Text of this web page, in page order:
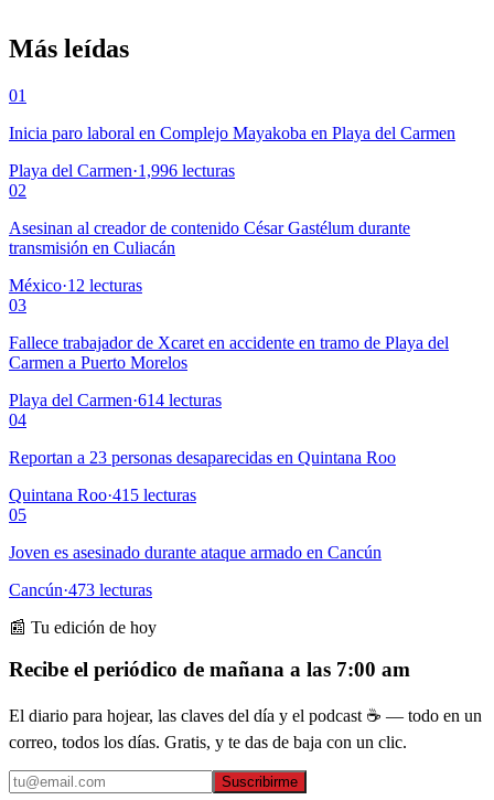
Más leídas
01
Inicia paro laboral en Complejo Mayakoba en Playa del Carmen
Playa del Carmen·1,996 lecturas
02
Asesinan al creador de contenido César Gastélum durante
transmisión en Culiacán
México·12 lecturas
03
Fallece trabajador de Xcaret en accidente en tramo de Playa del
Carmen a Puerto Morelos
Playa del Carmen·614 lecturas
04
Reportan a 23 personas desaparecidas en Quintana Roo
Quintana Roo·415 lecturas
05
Joven es asesinado durante ataque armado en Cancún
Cancún·473 lecturas
📰 Tu edición de hoy
Recibe el periódico de mañana a las 7:00 am
El diario para hojear, las claves del día y el podcast ☕ — todo en un
correo, todos los días. Gratis, y te das de baja con un clic.
Suscribirme